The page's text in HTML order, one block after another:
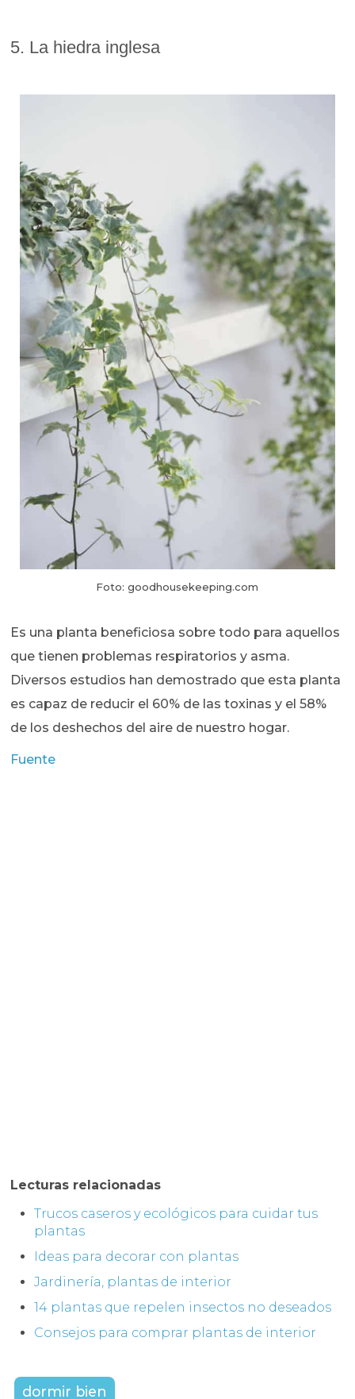
5. La hiedra inglesa
Foto: goodhousekeeping.com
Es una planta beneficiosa sobre todo para aquellos
que tienen problemas respiratorios y asma.
Diversos estudios han demostrado que esta planta
es capaz de reducir el 60% de las toxinas y el 58%
de los deshechos del aire de nuestro hogar.
Fuente
Lecturas relacionadas
Trucos caseros y ecológicos para cuidar tus
plantas
Ideas para decorar con plantas
Jardinería, plantas de interior
14 plantas que repelen insectos no deseados
Consejos para comprar plantas de interior
dormir bien